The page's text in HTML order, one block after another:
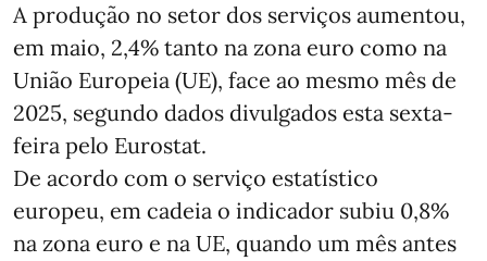
A produção no setor dos serviços aumentou,
em maio, 2,4% tanto na zona euro como na
União Europeia (UE), face ao mesmo mês de
2025, segundo dados divulgados esta sexta-
feira pelo Eurostat.
De acordo com o serviço estatístico
europeu, em cadeia o indicador subiu 0,8%
na zona euro e na UE, quando um mês antes